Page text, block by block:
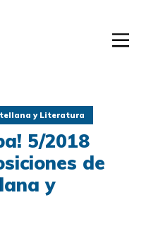
y Literatura
5/2018
de
y